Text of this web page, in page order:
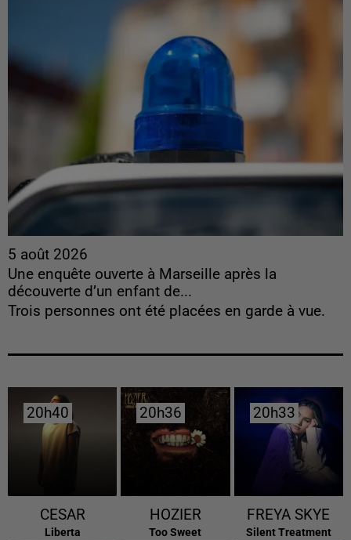
5 août 2026
Une enquête ouverte à Marseille après la
découverte d’un enfant de...
Trois personnes ont été placées en garde à vue.
20h40
20h40
CESAR
Liberta
20h36
20h36
HOZIER
Too Sweet
20h33
20h33
FREYA SKYE
Silent Treatment